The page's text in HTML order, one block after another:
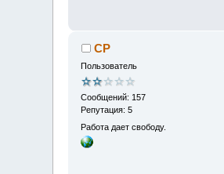
CP
Пользователь
Сообщений: 157
Репутация: 5
Работа дает свободу.